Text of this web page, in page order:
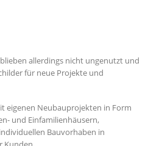
blieben allerdings nicht ungenutzt und
für neue Projekte und
eigenen Neubauprojekten in Form
und Einfamilienhäusern,
Bauvorhaben in